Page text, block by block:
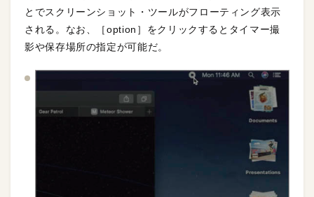
とでスクリーンショット・ツールがフローティング表示
される。なお、［option］をクリックするとタイマー撮
影や保存場所の指定が可能だ。